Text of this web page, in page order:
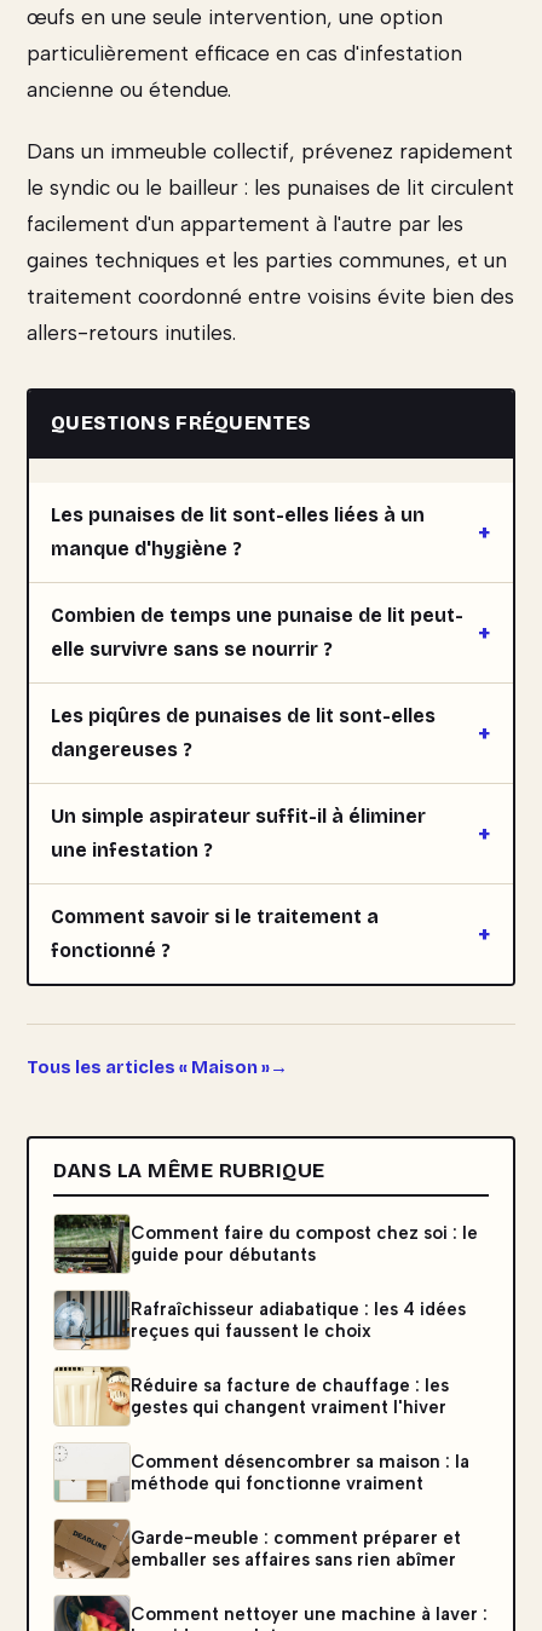
œufs en une seule intervention, une option
particulièrement efficace en cas d'infestation
ancienne ou étendue.
Dans un immeuble collectif, prévenez rapidement
le syndic ou le bailleur : les punaises de lit circulent
facilement d'un appartement à l'autre par les
gaines techniques et les parties communes, et un
traitement coordonné entre voisins évite bien des
allers-retours inutiles.
QUESTIONS FRÉQUENTES
Les punaises de lit sont-elles liées à un
manque d'hygiène ?
Combien de temps une punaise de lit peut-
elle survivre sans se nourrir ?
Les piqûres de punaises de lit sont-elles
dangereuses ?
Un simple aspirateur suffit-il à éliminer
une infestation ?
Comment savoir si le traitement a
fonctionné ?
Tous les articles « Maison »
DANS LA MÊME RUBRIQUE
Comment faire du compost chez soi : le
guide pour débutants
Rafraîchisseur adiabatique : les 4 idées
reçues qui faussent le choix
Réduire sa facture de chauffage : les
gestes qui changent vraiment l'hiver
Comment désencombrer sa maison : la
méthode qui fonctionne vraiment
Garde-meuble : comment préparer et
emballer ses affaires sans rien abîmer
Comment nettoyer une machine à laver :